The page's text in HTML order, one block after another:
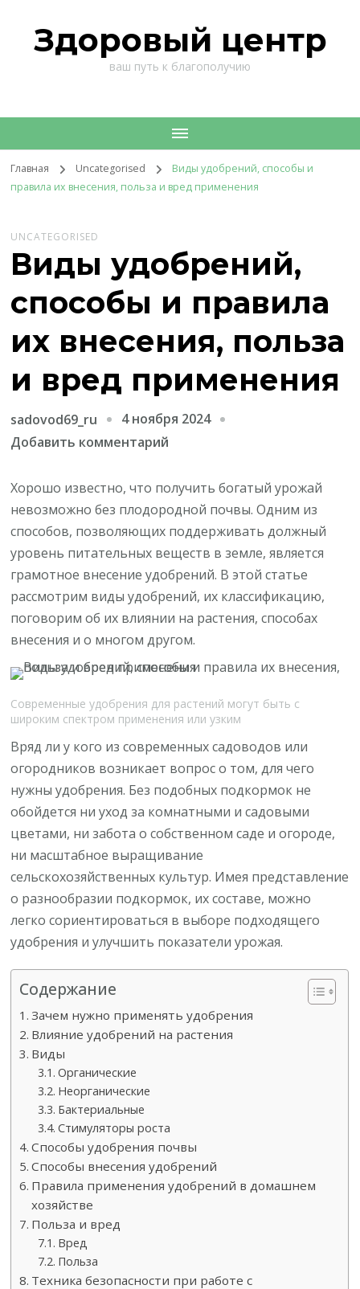
Здоровый центр
ваш путь к благополучию
Главная Uncategorised
Виды удобрений, способы и
правила их внесения, польза и вред применения
UNCATEGORISED
Виды удобрений,
способы и правила
их внесения, польза
и вред применения
sadovod69_ru
4 ноября 2024
Добавить комментарий
Виды
удобрений,
способы
и
правила
их
внесения,
польза
и
применения
Хорошо известно, что получить богатый урожай
невозможно без плодородной почвы. Одним из
способов, позволяющих поддерживать должный
уровень питательных веществ в земле, является
грамотное внесение удобрений. В этой статье
рассмотрим виды удобрений, их классификацию,
поговорим об их влиянии на растения, способах
внесения и о многом другом.
Современные удобрения для растений могут быть с
широким спектром применения или узким
Вряд ли у кого из современных садоводов или
огородников возникает вопрос о том, для чего
нужны удобрения. Без подобных подкормок не
обойдется ни уход за комнатными и садовыми
цветами, ни забота о собственном саде и огороде,
ни масштабное выращивание
сельскохозяйственных культур. Имея представление
о разнообразии подкормок, их составе, можно
легко сориентироваться в выборе подходящего
удобрения и улучшить показатели урожая.
Содержание
Зачем нужно применять удобрения
Влияние удобрений на растения
Виды
Органические
Неорганические
Бактериальные
Стимуляторы роста
Способы удобрения почвы
Способы внесения удобрений
Правила применения удобрений в домашнем
хозяйстве
Польза и вред
Вред
Польза
Техника безопасности при работе с